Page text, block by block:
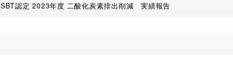
SBT認定 2023年度 二酸化炭素排出削減 実績報告